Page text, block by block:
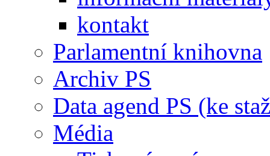
kontakt
Parlamentní knihovna
Archiv PS
Data agend PS (ke
Média